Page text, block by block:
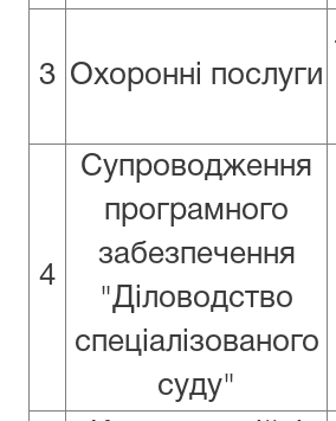
3 Охоронні послуги
4
Супроводження
програмного
забезпечення
"Діловодство
спеціалізованого
суду"